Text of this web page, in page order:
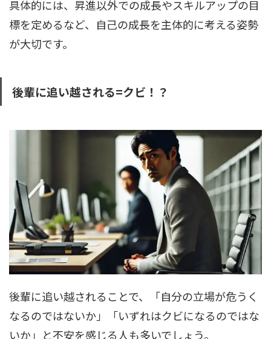
具体的には、昇進以外での成長やスキルアップの目
標を定めるなど、自己の成長を主体的に考える姿勢
が大切です。
後輩に追い越される=クビ！？
後輩に追い越されることで、「自分の立場が危うく
なるのではないか」「いずれはクビになるのではな
いか」と不安を感じる人も多いでしょう。